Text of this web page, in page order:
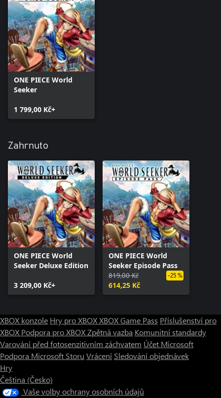
ONE PIECE World
Seeker
1 799,00 Kč+
Zahrnuto
ONE PIECE World
Seeker Deluxe Edition
3 209,00 Kč+
ONE PIECE World
Seeker Episode Pass
819,00 Kč
614,25 Kč
-25 %
XBOX konzole Hry pro XBOXXBOX Game Pass Příslušenství pro
XBOX Podpora pro XBOXZpětná vazba Komunitní standardy
Varování před fotosenzitivním záchvatem Účet Microsoft
Podpora Microsoft Storu Vrácení Sledování objednávek
Hry
Čeština (Česko)
Vaše volby ochrany osobních údajů